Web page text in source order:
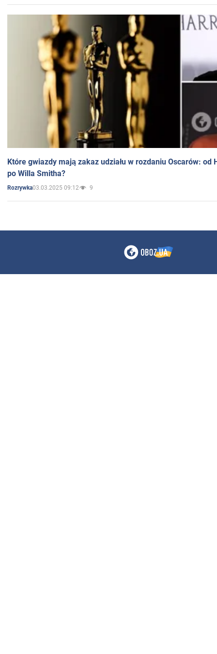
Które gwiazdy mają zakaz udziału w rozdaniu Oscarów: od
po Willa Smitha?
Rozrywka03.03.2025 09:12 9